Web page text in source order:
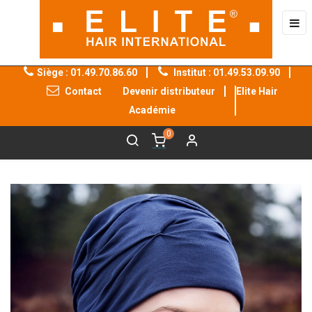
Siège : 01.49.70.86.60
Institut : 01.49.53.09.90
Contact
Devenir distributeur
Elite Hair
Académie
0
la
☰